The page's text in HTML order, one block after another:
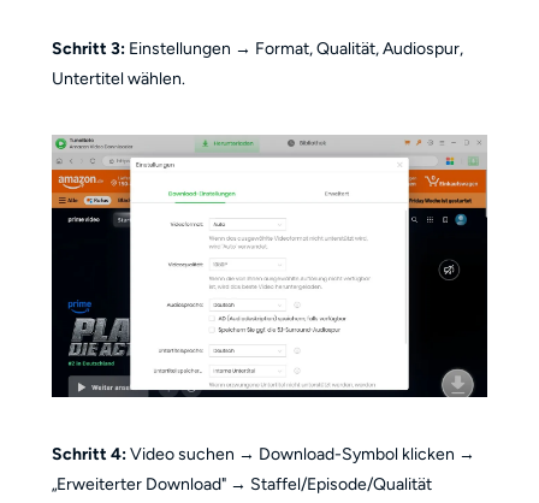
Schritt 3:Einstellungen → Format, Qualität, Audiospur,
Untertitel wählen.
Schritt 4:Video suchen → Download-Symbol klicken →
„Erweiterter Download" → Staffel/Episode/Qualität